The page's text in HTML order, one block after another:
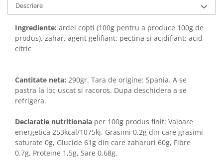
Descriere
Ingrediente: ardei copti (100g pentru a produce 100g de
produs), zahar, agent gelifiant: pectina si acidifiant: acid
citric
Cantitate neta: 290gr. Tara de origine: Spania. A se
pastra la loc uscat si racoros. Dupa deschidera a se
refrigera.
Declaratie nutritionala per 100g produs finit: Valoare
energetica 253kcal/1075kj, Grasimi 0,2g din care grasimi
saturate 0g, Glucide 61g din care zaharuri 60g, Fibre
0.7g, Proteine 1,5g, Sare 0,68g.